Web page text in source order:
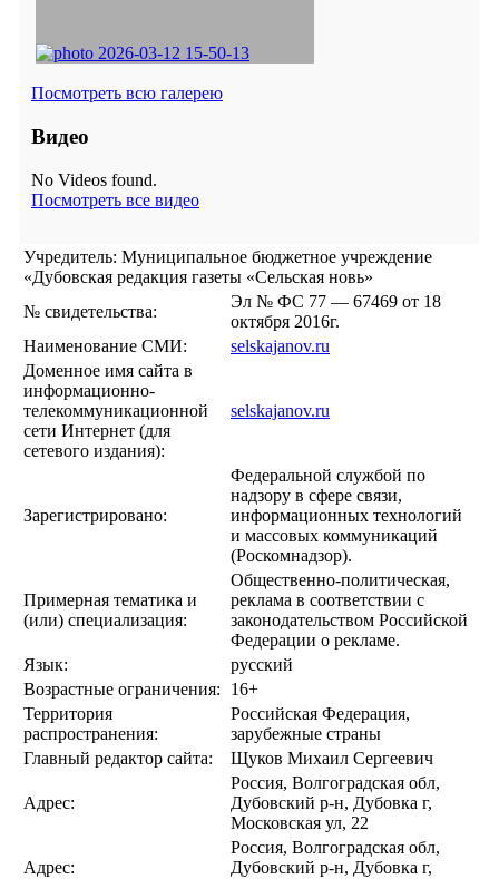
Посмотреть всю галерею
Видео
No Videos found.
Посмотреть все видео
Учредитель: Муниципальное бюджетное учреждение
«Дубовская редакция газеты «Сельская новь»
№ свидетельства:
Эл № ФС 77 — 67469 от 18
октября 2016г.
Наименование СМИ:
selskajanov.ru
Доменное имя сайта в
информационно-
телекоммуникационной
сети Интернет (для
сетевого издания):
selskajanov.ru
Зарегистрировано:
Федеральной службой по
надзору в сфере связи,
информационных технологий
и массовых коммуникаций
(Роскомнадзор).
Примерная тематика и
(или) специализация:
Общественно-политическая,
реклама в соответствии с
законодательством Российской
Федерации о рекламе.
Язык:
русский
Возрастные ограничения:
16+
Территория
распространения:
Российская Федерация,
зарубежные страны
Главный редактор сайта:
Щуков Михаил Сергеевич
Адрес:
Россия, Волгоградская обл,
Дубовский р-н, Дубовка г,
Московская ул, 22
Адрес:
Россия, Волгоградская обл,
Дубовский р-н, Дубовка г,